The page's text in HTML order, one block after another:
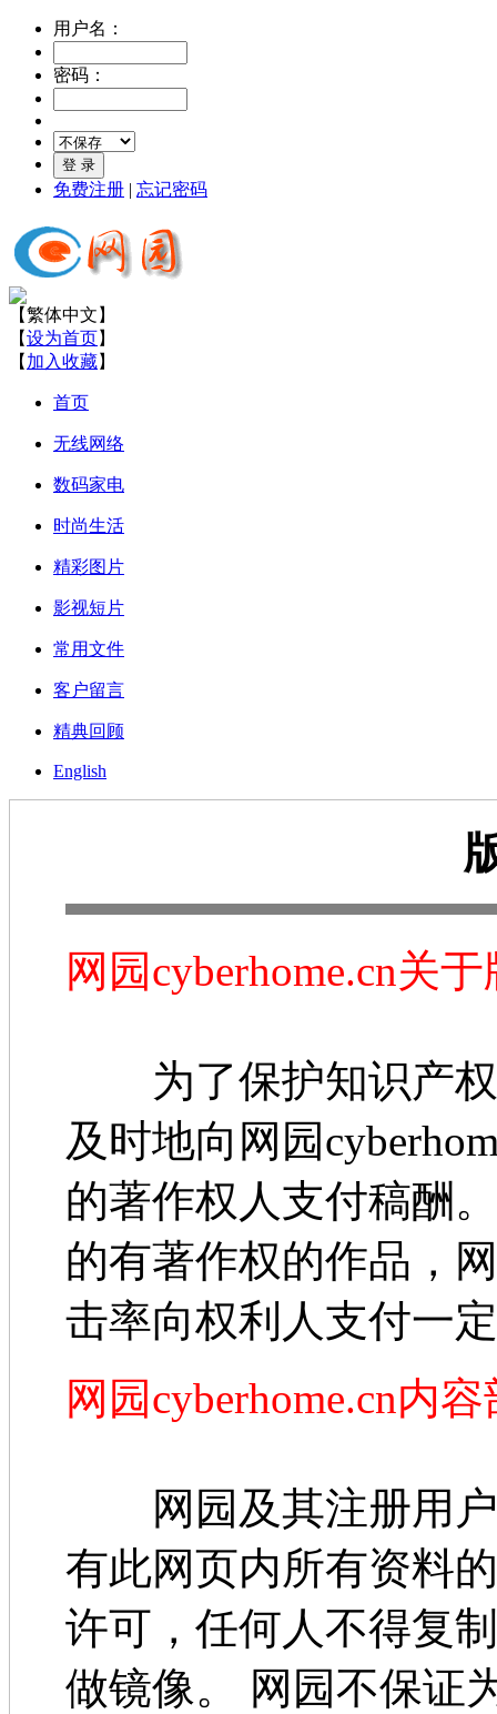
用户名：
密码：
免费注册 | 忘记密码
【繁体中文 】
【设为首页】
【 加入收藏】
首页
无线网络
数码家电
时尚生活
精彩图片
影视短片
常用文件
客户留言
精典回顾
English
网园cyberhome.cn关
为了保护知识产权
及时地向网园
的著作权人支付稿酬
的有著作权的作品，
击率向权利人支付一
网园cyberhome.cn内
网园及其注册用户
有此网页内所有资料
许可，任何人不得复
做镜像。 网园不保证